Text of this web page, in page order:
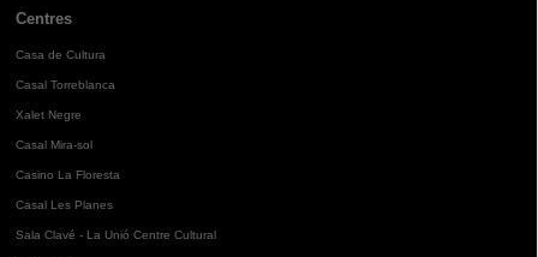
Centres
Casa de Cultura
Casal Torreblanca
Xalet Negre
Casal Mira-sol
Casino La Floresta
Casal Les Planes
Sala Clavé - La Unió Centre Cultural